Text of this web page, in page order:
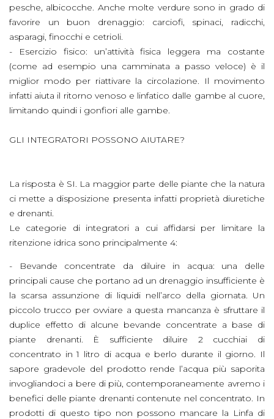
pesche, albicocche. Anche molte verdure sono in grado di
favorire un buon drenaggio: carciofi, spinaci, radicchi,
asparagi, finocchi e cetrioli.
- Esercizio fisico: un’attività fisica leggera ma costante
(come ad esempio una camminata a passo veloce) è il
miglior modo per riattivare la circolazione. Il movimento
infatti aiuta il ritorno venoso e linfatico dalle gambe al cuore,
limitando quindi i gonfiori alle gambe.
GLI INTEGRATORI POSSONO AIUTARE?
La risposta è SI. La maggior parte delle piante che la natura
ci mette a disposizione presenta infatti proprietà diuretiche
e drenanti.
Le categorie di integratori a cui affidarsi per limitare la
ritenzione idrica sono principalmente 4:
- Bevande concentrate da diluire in acqua: una delle
principali cause che portano ad un drenaggio insufficiente è
la scarsa assunzione di liquidi nell’arco della giornata. Un
piccolo trucco per ovviare a questa mancanza è sfruttare il
duplice effetto di alcune bevande concentrate a base di
piante drenanti. È sufficiente diluire 2 cucchiai di
concentrato in 1 litro di acqua e berlo durante il giorno. Il
sapore gradevole del prodotto rende l’acqua più saporita
invogliandoci a bere di più, contemporaneamente avremo i
benefici delle piante drenanti contenute nel concentrato. In
prodotti di questo tipo non possono mancare la Linfa di